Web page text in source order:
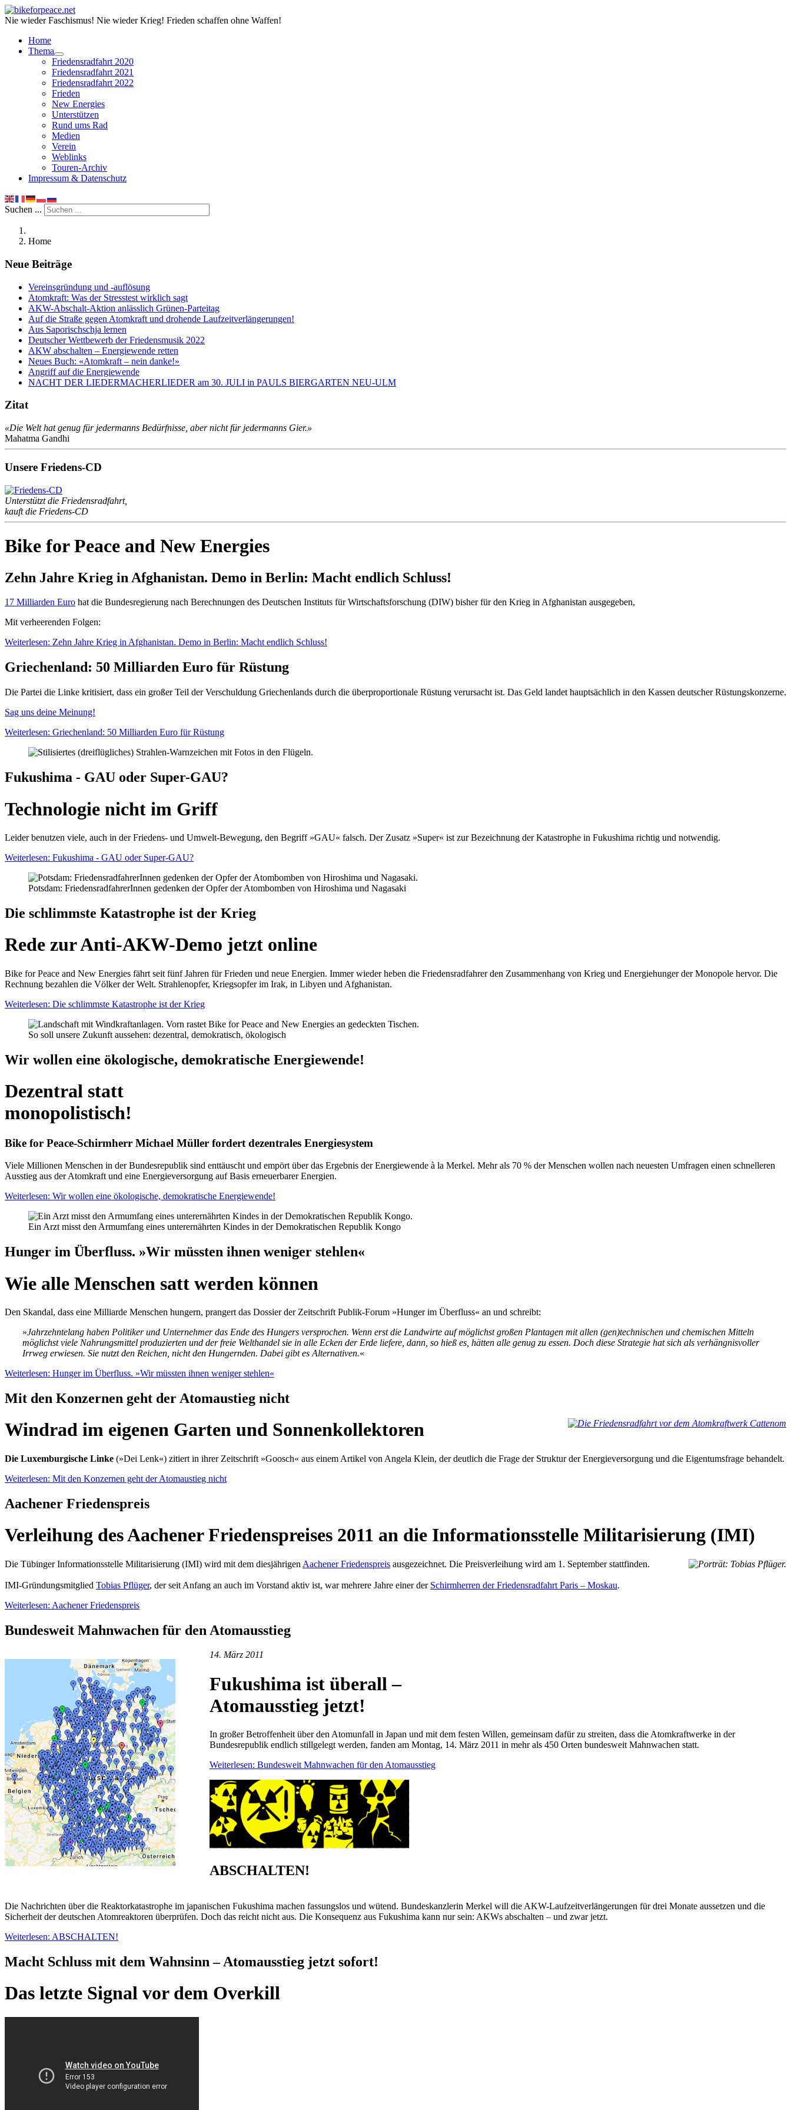
Nie wieder Faschismus! Nie wieder Krieg! Frieden schaffen ohne Waffen!
Home
Thema
Friedensradfahrt 2020
Friedensradfahrt 2021
Friedensradfahrt 2022
Frieden
New Energies
Unterstützen
Rund ums Rad
Medien
Verein
Weblinks
Touren-Archiv
Impressum & Datenschutz
Suchen ...
Home
Neue Beiträge
Vereinsgründung und -auflösung
Atomkraft: Was der Stresstest wirklich sagt
AKW-Abschalt-Aktion anlässlich Grünen-Parteitag
Auf die Straße gegen Atomkraft und drohende Laufzeitverlängerungen!
Aus Saporischschja lernen
Deutscher Wettbewerb der Friedensmusik 2022
AKW abschalten – Energiewende retten
Neues Buch: «Atomkraft – nein danke!»
Angriff auf die Energiewende
NACHT DER LIEDERMACHERLIEDER am 30. JULI in PAULS BIERGARTEN NEU-ULM
Zitat
«Die Welt hat genug für jedermanns Bedürfnisse, aber nicht für jedermanns Gier.»
Mahatma Gandhi
Unsere Friedens-CD
Unterstützt die Friedensradfahrt,
kauft die Friedens-CD
Bike for Peace and New Energies
Zehn Jahre Krieg in Afghanistan. Demo in Berlin: Macht endlich Schluss!
17 Milliarden Euro hat die Bundesregierung nach Berechnungen des Deutschen Instituts für Wirtschaftsforschung (DIW) bisher für den Krieg in Afghanistan ausgegeben,
Mit verheerenden Folgen:
Weiterlesen: Zehn Jahre Krieg in Afghanistan. Demo in Berlin: Macht endlich Schluss!
Griechenland: 50 Milliarden Euro für Rüstung
Die Partei die Linke kritisiert, dass ein großer Teil der Verschuldung Griechenlands durch die überproportionale Rüstung verursacht ist. Das Geld landet hauptsächlich in den Kassen deutscher Rüstungskonzerne.
Sag uns deine Meinung!
Weiterlesen: Griechenland: 50 Milliarden Euro für Rüstung
Fukushima - GAU oder Super-GAU?
Technologie nicht im Griff
Leider benutzen viele, auch in der Friedens- und Umwelt-Bewegung, den Begriff »GAU« falsch. Der Zusatz »Super« ist zur Bezeichnung der Katastrophe in Fukushima richtig und notwendig.
Weiterlesen: Fukushima - GAU oder Super-GAU?
Potsdam: FriedensradfahrerInnen gedenken der Opfer der Atombomben von Hiroshima und Nagasaki
Die schlimmste Katastrophe ist der Krieg
Rede zur Anti-AKW-Demo jetzt online
Bike for Peace and New Energies fährt seit fünf Jahren für Frieden und neue Energien. Immer wieder heben die Friedensradfahrer den Zusammenhang von Krieg und Energiehunger der Monopole hervor. Die
Rechnung bezahlen die Völker der Welt. Strahlenopfer, Kriegsopfer im Irak, in Libyen und Afghanistan.
Weiterlesen: Die schlimmste Katastrophe ist der Krieg
So soll unsere Zukunft aussehen: dezentral, demokratisch, ökologisch
Wir wollen eine ökologische, demokratische Energiewende!
Dezentral statt
monopolistisch!
Bike for Peace-Schirmherr Michael Müller fordert dezentrales Energiesystem
Viele Millionen Menschen in der Bundesrepublik sind enttäuscht und empört über das Ergebnis der Energiewende à la Merkel. Mehr als 70 % der Menschen wollen nach neuesten Umfragen einen schnelleren
Ausstieg aus der Atomkraft und eine Energieversorgung auf Basis erneuerbarer Energien.
Weiterlesen: Wir wollen eine ökologische, demokratische Energiewende!
Ein Arzt misst den Armumfang eines unterernährten Kindes in der Demokratischen Republik Kongo
Hunger im Überfluss. »Wir müssten ihnen weniger stehlen«
Wie alle Menschen satt werden können
Den Skandal, dass eine Milliarde Menschen hungern, prangert das Dossier der Zeitschrift Publik-Forum »Hunger im Überfluss« an und schreibt:
»Jahrzehntelang haben Politiker und Unternehmer das Ende des Hungers versprochen. Wenn erst die Landwirte auf möglichst großen Plantagen mit allen (gen)technischen und chemischen Mitteln
möglichst viele Nahrungsmittel produzierten und der freie Welthandel sie in alle Ecken der Erde liefere, dann, so hieß es, hätten alle genug zu essen. Doch diese Strategie hat sich als verhängnisvoller
Irrweg erwiesen. Sie nutzt den Reichen, nicht den Hungernden. Dabei gibt es Alternativen.«
Weiterlesen: Hunger im Überfluss. »Wir müssten ihnen weniger stehlen«
Mit den Konzernen geht der Atomaustieg nicht
Windrad im eigenen Garten und Sonnenkollektoren
Die Luxemburgische Linke (»Dei Lenk«) zitiert in ihrer Zeitschrift »Goosch« aus einem Artikel von Angela Klein, der deutlich die Frage der Struktur der Energieversorgung und die Eigentumsfrage behandelt.
Weiterlesen: Mit den Konzernen geht der Atomaustieg nicht
Aachener Friedenspreis
Verleihung des Aachener Friedenspreises 2011 an die Informationsstelle Militarisierung (IMI)
Die Tübinger Informationsstelle Militarisierung (IMI) wird mit dem diesjährigen Aachener Friedenspreis ausgezeichnet. Die Preisverleihung wird am 1. September stattfinden.
IMI-Gründungsmitglied Tobias Pflüger, der seit Anfang an auch im Vorstand aktiv ist, war mehrere Jahre einer der Schirmherren der Friedensradfahrt Paris – Moskau.
Weiterlesen: Aachener Friedenspreis
Bundesweit Mahnwachen für den Atomausstieg
14. März 2011
Fukushima ist überall –
Atomausstieg jetzt!
In großer Betroffenheit über den Atomunfall in Japan und mit dem festen Willen, gemeinsam dafür zu streiten, dass die Atomkraftwerke in der
Bundesrepublik endlich stillgelegt werden, fanden am Montag, 14. März 2011 in mehr als 450 Orten bundesweit Mahnwachen statt.
Weiterlesen: Bundesweit Mahnwachen für den Atomausstieg
ABSCHALTEN!
Die Nachrichten über die Reaktorkatastrophe im japanischen Fukushima machen fassungslos und wütend. Bundeskanzlerin Merkel will die AKW-Laufzeitverlängerungen für drei Monate aussetzen und die
Sicherheit der deutschen Atomreaktoren überprüfen. Doch das reicht nicht aus. Die Konsequenz aus Fukushima kann nur sein: AKWs abschalten – und zwar jetzt.
Weiterlesen: ABSCHALTEN!
Macht Schluss mit dem Wahnsinn – Atomausstieg jetzt sofort!
Das letzte Signal vor dem Overkill